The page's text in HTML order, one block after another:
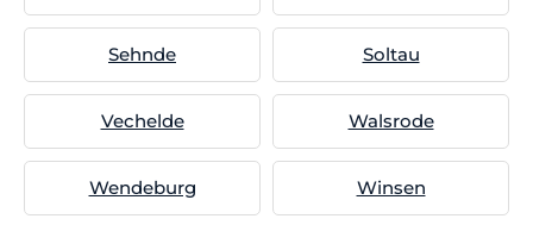
Sehnde Soltau
Vechelde Walsrode
Wendeburg Winsen